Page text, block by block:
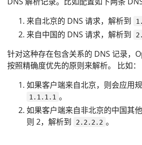
来自北京的 DNS 请求，解析到
来自中国的 DNS 请求，解析到
针对这种存在包含关系的 DNS 记录，
按照精确度优先的原则来解析。 比如：
如果客户端来自北京，则会应用
1.1.1.1 。
如果客户端来自非北京的中国其
则 2，解析到
2.2.2.2 。